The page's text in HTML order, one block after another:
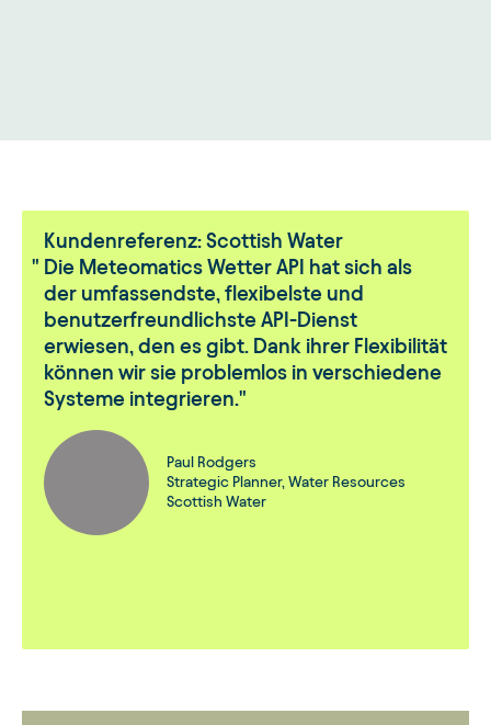
Paul Rodgers
Strategic Planner, Water Resources
Scottish Water
Kundenreferenz: Scottish Water
Die Meteomatics Wetter API hat sich als
der umfassendste, flexibelste und
benutzerfreundlichste API-Dienst
erwiesen, den es gibt. Dank ihrer Flexibilität
können wir sie problemlos in verschiedene
Systeme integrieren.